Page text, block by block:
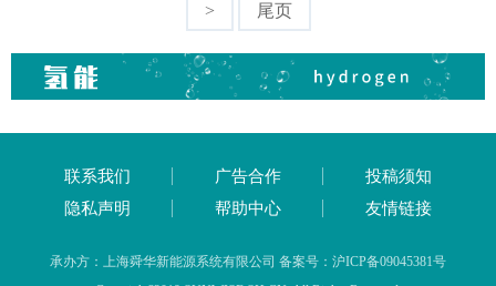
> 尾页
联系我们 广告合作
投稿须知
隐私声明
帮助中心 友情链接
承办方：上海舜华新能源系统有限公司 备案号：沪ICP备09045381号